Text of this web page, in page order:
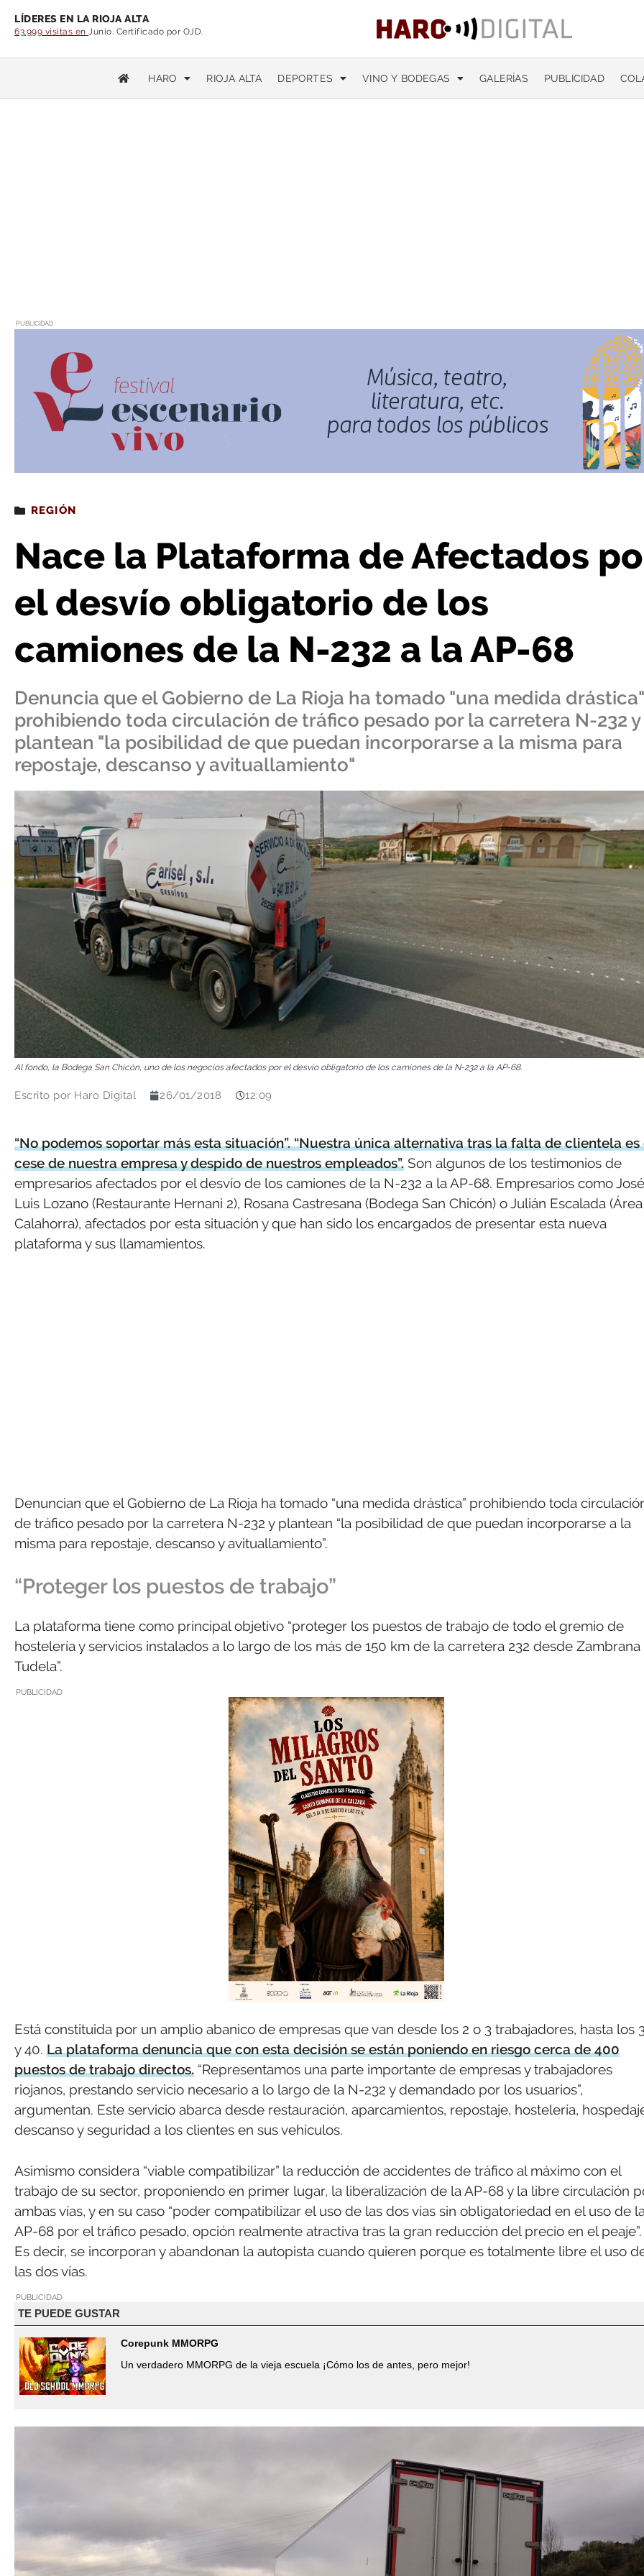
LÍDERES EN LA RIOJA ALTA
63.999 visitas en Junio. Certificado por OJD.
HARO RIOJA ALTA DEPORTES VINO Y BODEGAS GALERÍAS PUBLICIDAD
PUBLICIDAD
Estás leyendo : Nace la Plataforma de Afectados por el desvío obligatorio de los camiones de la N-232 a la AP-68
REGIÓN
Nace la Plataforma de Afectados
el desvío obligatorio de los
camiones de la N-232 a la AP-68
Denuncia que el Gobierno de La Rioja ha tomado "una medida drástica"
prohibiendo toda circulación de tráfico pesado por la carretera N-232 y
plantean "la posibilidad de que puedan incorporarse a la misma para
repostaje, descanso y avituallamiento"
Al fondo, la Bodega San Chicón, uno de los negocios afectados por el desvío obligatorio de los camiones de la N-232 a la AP-68.
Escrito por Haro Digital 26/01/2018 12:09
“No podemos soportar más esta situación”. “Nuestra única alternativa tras la falta de clientela es
cese de nuestra empresa y despido de nuestros empleados”. Son algunos de los testimonios de
empresarios afectados por el desvío de los camiones de la N-232 a la AP-68. Empresarios como José
Luis Lozano (Restaurante Hernani 2), Rosana Castresana (Bodega San Chicón) o Julián Escalada (Área
Calahorra), afectados por esta situación y que han sido los encargados de presentar esta nueva
plataforma y sus llamamientos.
Denuncian que el Gobierno de La Rioja ha tomado “una medida drástica” prohibiendo toda
de tráfico pesado por la carretera N-232 y plantean “la posibilidad de que puedan incorporarse a la
misma para repostaje, descanso y avituallamiento”.
“Proteger los puestos de trabajo”
La plataforma tiene como principal objetivo “proteger los puestos de trabajo de todo el gremio de
hostelería y servicios instalados a lo largo de los más de 150 km de la carretera 232 desde Zambrana
Tudela”.
PUBLICIDAD
Está constituida por un amplio abanico de empresas que van desde los 2 o 3 trabajadores, hasta los
y 40. La plataforma denuncia que con esta decisión se están poniendo en riesgo cerca de 400
puestos de trabajo directos. “Representamos una parte importante de empresas y trabajadores
riojanos, prestando servicio necesario a lo largo de la N-232 y demandado por los usuarios”,
argumentan. Este servicio abarca desde restauración, aparcamientos, repostaje, hostelería,
descanso y seguridad a los clientes en sus vehículos.
Asimismo considera “viable compatibilizar” la reducción de accidentes de tráfico al máximo con el
trabajo de su sector, proponiendo en primer lugar, la liberalización de la AP-68 y la libre circulación
ambas vías, y en su caso “poder compatibilizar el uso de las dos vías sin obligatoriedad en el uso de
AP-68 por el tráfico pesado, opción realmente atractiva tras la gran reducción del precio en el peaje”.
Es decir, se incorporan y abandonan la autopista cuando quieren porque es totalmente libre el uso
las dos vías.
PUBLICIDAD
TE PUEDE GUSTAR
Corepunk MMORPG
Un verdadero MMORPG de la vieja escuela ¡Cómo los de antes, pero mejor!